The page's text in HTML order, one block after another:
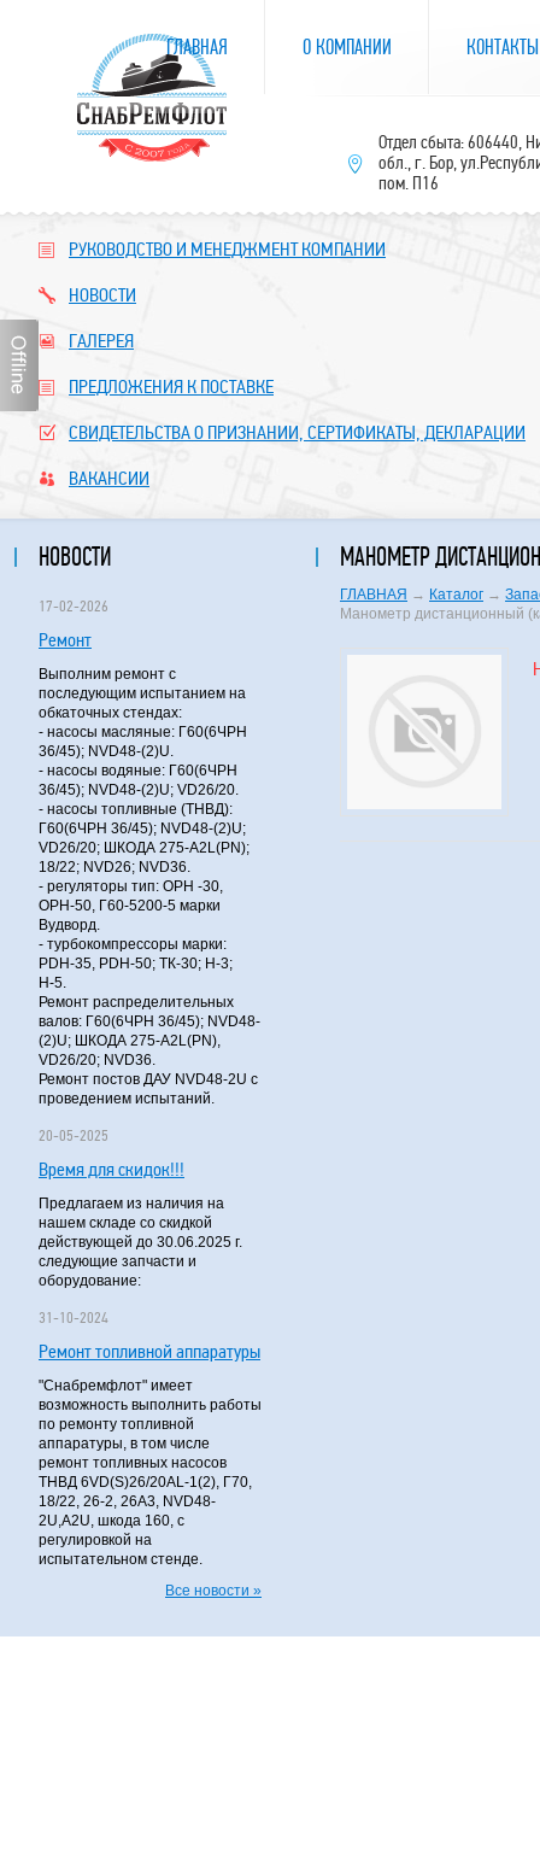
РУКОВОДСТВО И МЕНЕДЖМЕНТ КОМПАНИИ
НОВОСТИ
ГАЛЕРЕЯ
ПРЕДЛОЖЕНИЯ К ПОСТАВКЕ
СВИДЕТЕЛЬСТВА О ПРИЗНАНИИ, СЕРТИФИКАТЫ, ДЕКЛАРАЦИИ
ВАКАНСИИ
НОВОСТИ
17-02-2026
Ремонт
Выполним ремонт с
последующим испытанием на
обкаточных стендах:
- насосы масляные: Г60(6ЧРН
36/45); NVD48-(2)U.
- насосы водяные: Г60(6ЧРН
36/45); NVD48-(2)U; VD26/20.
- насосы топливные (ТНВД):
Г60(6ЧРН 36/45); NVD48-(2)U;
VD26/20; ШКОДА 275-A2L(PN);
18/22; NVD26; NVD36.
- регуляторы тип: ОРН -30,
ОРН-50, Г60-5200-5 марки
Вудворд.
- турбокомпрессоры марки:
PDH-35, PDH-50; ТК-30; Н-3;
Н-5.
Ремонт распределительных
валов: Г60(6ЧРН 36/45); NVD48-
(2)U; ШКОДА 275-A2L(PN),
VD26/20; NVD36.
Ремонт постов ДАУ NVD48-2U с
проведением испытаний.
20-05-2025
Время для скидок!!!
Предлагаем из наличия на
нашем складе со скидкой
действующей до 30.06.2025 г.
следующие запчасти и
оборудование:
31-10-2024
Ремонт топливной аппаратуры
"Снабремфлот" имеет
возможность выполнить работы
по ремонту топливной
аппаратуры, в том числе
ремонт топливных насосов
ТНВД 6VD(S)26/20AL-1(2), Г70,
18/22, 26-2, 26А3, NVD48-
2U,A2U, шкода 160, с
регулировкой на
испытательном стенде.
Все новости »
МАНОМЕТР
ГЛАВНАЯ → Каталог →
Манометр дистанционный
ГЛАВНАЯ О КОМПАНИИ КОНТАКТЫ
Отдел сбыта: 606440,
обл., г. Бор,
пом. П16